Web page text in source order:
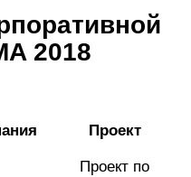
2018
Проект
Проект по